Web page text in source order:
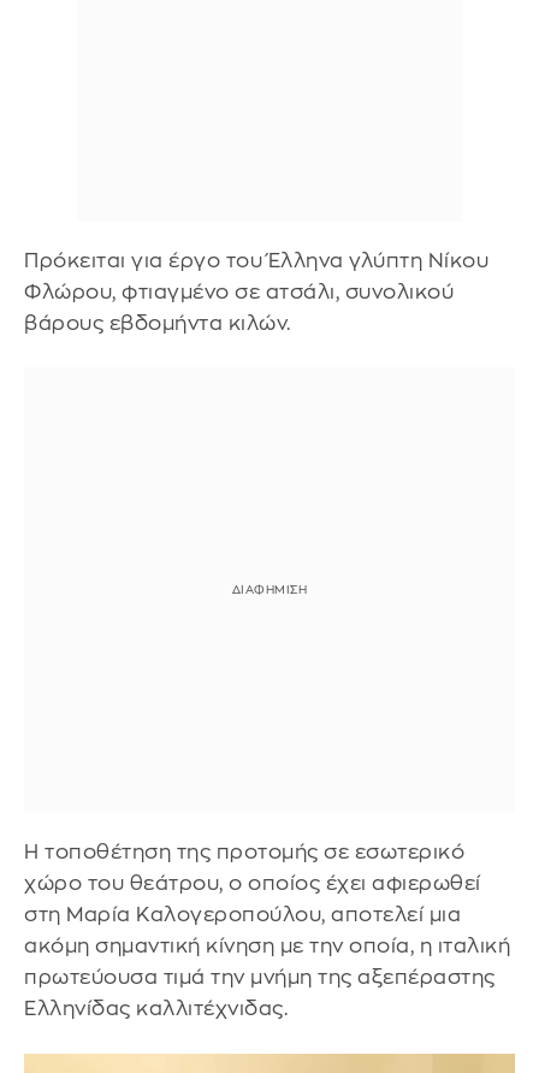
Πρόκειται για έργο του Έλληνα γλύπτη Νίκου
Φλώρου, φτιαγμένο σε ατσάλι, συνολικού
βάρους εβδομήντα κιλών.
Η τοποθέτηση της προτομής σε εσωτερικό
χώρο του θεάτρου, o οποίος έχει αφιερωθεί
στη Μαρία Καλογεροπούλου, αποτελεί μια
ακόμη σημαντική κίνηση με την οποία, η ιταλική
πρωτεύουσα τιμά την μνήμη της αξεπέραστης
Ελληνίδας καλλιτέχνιδας.